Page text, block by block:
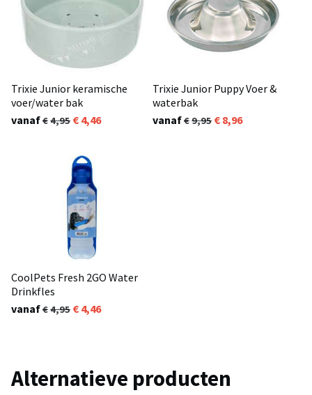
Trixie Junior keramische
voer/water bak
vanaf
4,95 4,46
Trixie Junior Puppy Voer &
waterbak
vanaf
9,95 8,96
CoolPets Fresh 2GO Water
Drinkfles
vanaf
4,95 4,46
Alternatieve producten